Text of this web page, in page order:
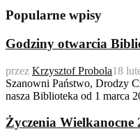
Popularne wpisy
Godziny otwarcia
przez Krzysztof Probola18
Szanowni Państwo, Drodzy
nasza Biblioteka od 1 marca
Życzenia Wielkanocne